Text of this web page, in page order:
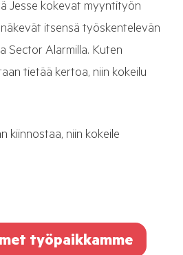
Jesse kokevat myyntityön
itsensä työskentelevän
Sector Alarmilla. Kuten
tietää kertoa, niin kokeilu
kiinnostaa, niin kokeile
työpaikkamme